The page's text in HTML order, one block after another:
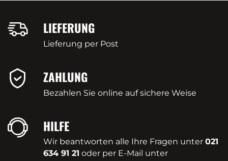
LIEFERUNG
Lieferung per Post
ZAHLUNG
Bezahlen Sie online auf sichere Weise
HILFE
Wir beantworten alle Ihre Fragen unter021
634 91 21 oder per E-Mail unter